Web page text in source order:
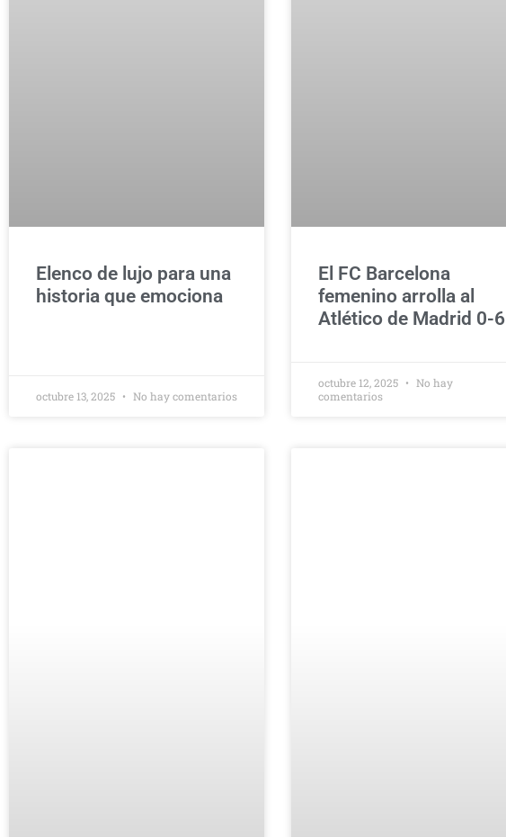
Elenco de lujo para una
historia que emociona
octubre 13, 2025 No hay comentarios
El FC Barcelona
femenino arrolla al
Atlético de Madrid 0-6
octubre 12, 2025
No hay
comentarios